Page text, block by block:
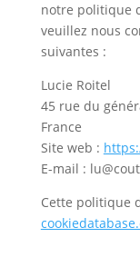
notre politique
veuillez nous
suivantes :
Lucie Roitel
45 rue du
France
Site web :
E-mail : lu@
Cette politique